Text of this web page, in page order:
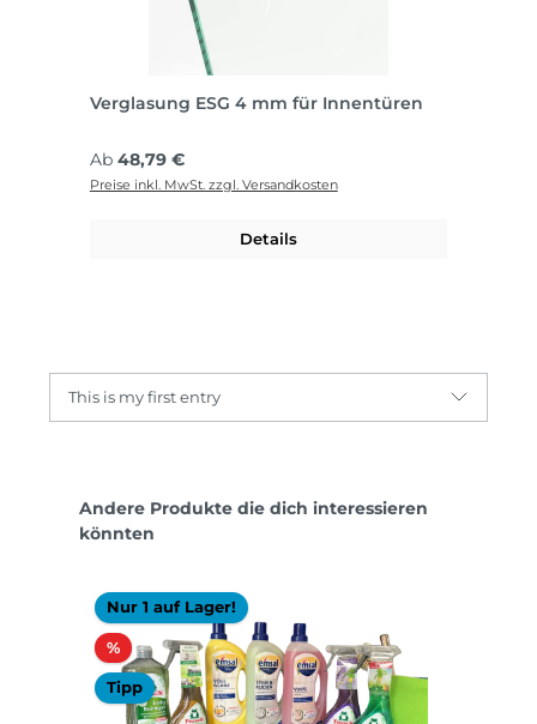
Verglasung ESG 4 mm für Innentüren
Regulärer Preis:
Ab 48,79 €
Preise inkl. MwSt. zzgl. Versandkosten
Details
This is my first entry
Produktgalerie überspringen
Andere Produkte die dich interessieren
könnten
Nur 1 auf Lager!
%Rabatt
Tipp